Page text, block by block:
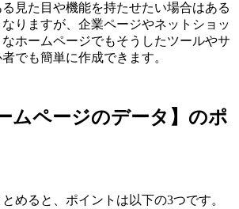
見た目や機能を持たせたい場合はある
りますが、企業ページやネットショッ
ホームページでもそうしたツールやサ
でも簡単に作成できます。
ムページのデータ】のポ
めると、ポイントは以下の3つです。